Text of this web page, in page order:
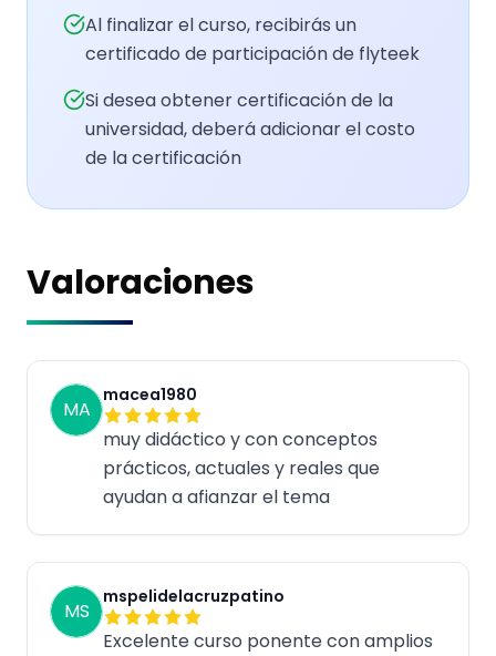
Al finalizar el curso, recibirás un
certificado de participación de flyteek
Si desea obtener certificación de la
universidad, deberá adicionar el costo
de la certificación
Valoraciones
MA
macea1980
muy didáctico y con conceptos
prácticos, actuales y reales que
ayudan a afianzar el tema
MS
mspelidelacruzpatino
Excelente curso ponente con amplios